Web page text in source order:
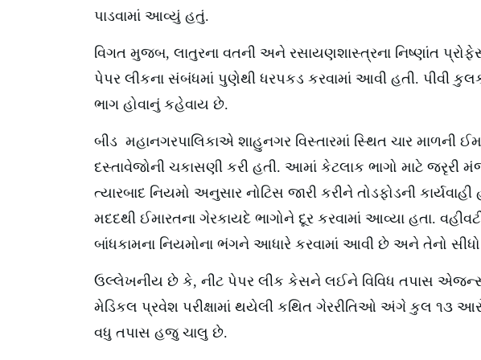
પાડવામાં આવ્યું હતું.
વિગત મુજબ, લાતુરના વતની અને રસાયણશાસ્ત્રના નિષ્ણાંત
પેપર લીકના સંબંધમાં પુણેથી ધરપકડ કરવામાં આવી હતી. પીવી
ભાગ હોવાનું કહેવાય છે.
બીડ મહાનગરપાલિકાએ શાહુનગર વિસ્તારમાં સ્થિત ચાર માળની
દસ્તાવેજોની ચકાસણી કરી હતી. આમાં કેટલાક ભાગો માટે જરૃરી
ત્યારબાદ નિયમો અનુસાર નોટિસ જારી કરીને તોડફોડની
મદદથી ઈમારતના ગેરકાયદે ભાગોને દૂર કરવામાં આવ્યા હતા.
બાંધકામના નિયમોના ભંગને આધારે કરવામાં આવી છે અને તેનો
ઉલ્લેખનીય છે કે, નીટ પેપર લીક કેસને લઈને વિવિધ તપાસ
મેડિકલ પ્રવેશ પરીક્ષામાં થયેલી કથિત ગેરરીતિઓ અંગે કુલ ૧૩
વધુ તપાસ હજુ ચાલુ છે.